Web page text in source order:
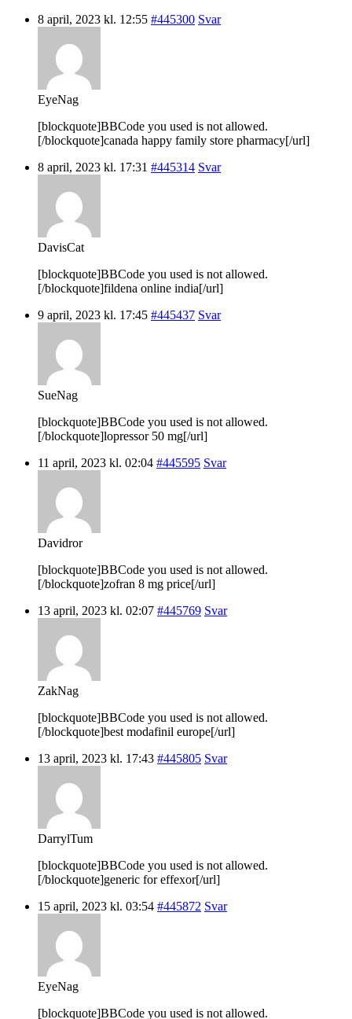
8 april, 2023 kl. 12:55 #445300 Svar
EyeNag
[blockquote]BBCode you used is not allowed.
[/blockquote]canada happy family store pharmacy[/url]
8 april, 2023 kl. 17:31 #445314 Svar
DavisCat
[blockquote]BBCode you used is not allowed.
[/blockquote]fildena online india[/url]
9 april, 2023 kl. 17:45 #445437 Svar
SueNag
[blockquote]BBCode you used is not allowed.
[/blockquote]lopressor 50 mg[/url]
11 april, 2023 kl. 02:04 #445595 Svar
Davidror
[blockquote]BBCode you used is not allowed.
[/blockquote]zofran 8 mg price[/url]
13 april, 2023 kl. 02:07 #445769 Svar
ZakNag
[blockquote]BBCode you used is not allowed.
[/blockquote]best modafinil europe[/url]
13 april, 2023 kl. 17:43 #445805 Svar
DarrylTum
[blockquote]BBCode you used is not allowed.
[/blockquote]generic for effexor[/url]
15 april, 2023 kl. 03:54 #445872 Svar
EyeNag
[blockquote]BBCode you used is not allowed.